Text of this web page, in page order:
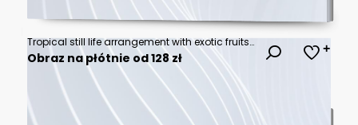
Tropical still life arrangement with exotic fruits and palm leaves, artistic botanical display of pineapple and yellow citrus, elegant summer decor
Obraz na płótnie od 128 zł